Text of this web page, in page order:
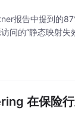
报告中提到的
问的“静态映射失
在保险